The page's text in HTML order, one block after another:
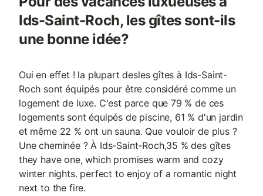
Ids-Saint-Roch, les gîtes sont-ils
une bonne idée?
Oui en effet ! la plupart desles gîtes à Ids-Saint-
Roch sont équipés pour être considéré comme un
logement de luxe. C'est parce que 79 % de ces
logements sont équipés de piscine, 61 % d'un jardin
et même 22 % ont un sauna. Que vouloir de plus ?
Une cheminée ? À Ids-Saint-Roch,35 % des gîtes
they have one, which promises warm and cozy
winter nights. perfect to enjoy of a romantic night
next to the fire.